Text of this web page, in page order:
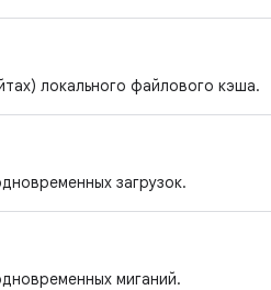
локального файлового кэша.
загрузок.
миганий.